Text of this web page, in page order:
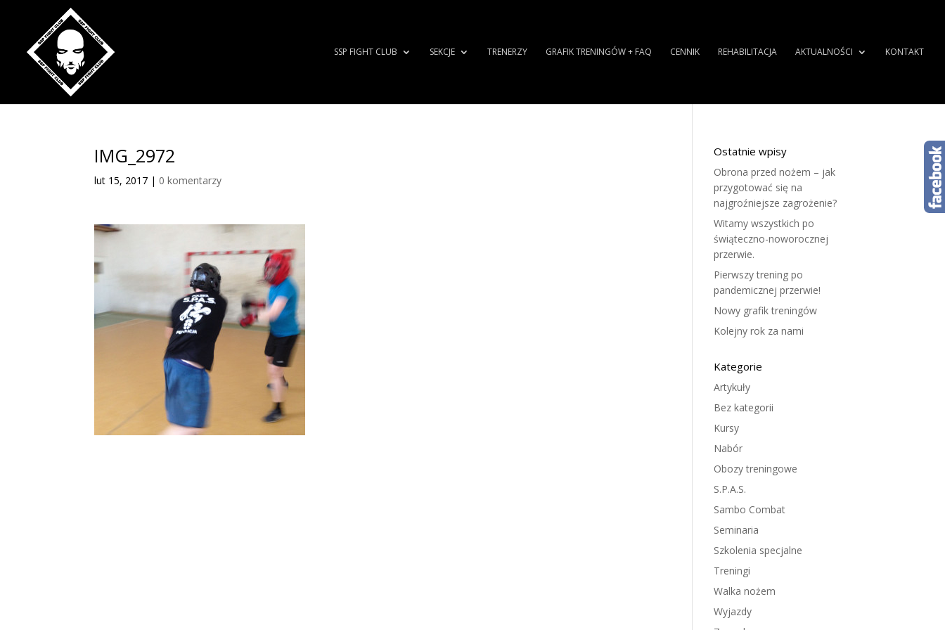
SSP FIGHT CLUB SEKCJE TRENERZY GRAFIK TRENINGÓW + FAQ CENNIK REHABILITACJA AKTUALNOŚCI KONTAKT
IMG_2972
lut 15, 2017 | 0 komentarzy
Ostatnie wpisy
Obrona przed nożem – jak
przygotować się na
najgroźniejsze zagrożenie?
Witamy wszystkich po
świąteczno-noworocznej
przerwie.
Pierwszy trening po
pandemicznej przerwie!
Nowy grafik treningów
Kolejny rok za nami
Kategorie
Artykuły
Bez kategorii
Kursy
Nabór
Obozy treningowe
S.P.A.S.
Sambo Combat
Seminaria
Szkolenia specjalne
Treningi
Walka nożem
Wyjazdy